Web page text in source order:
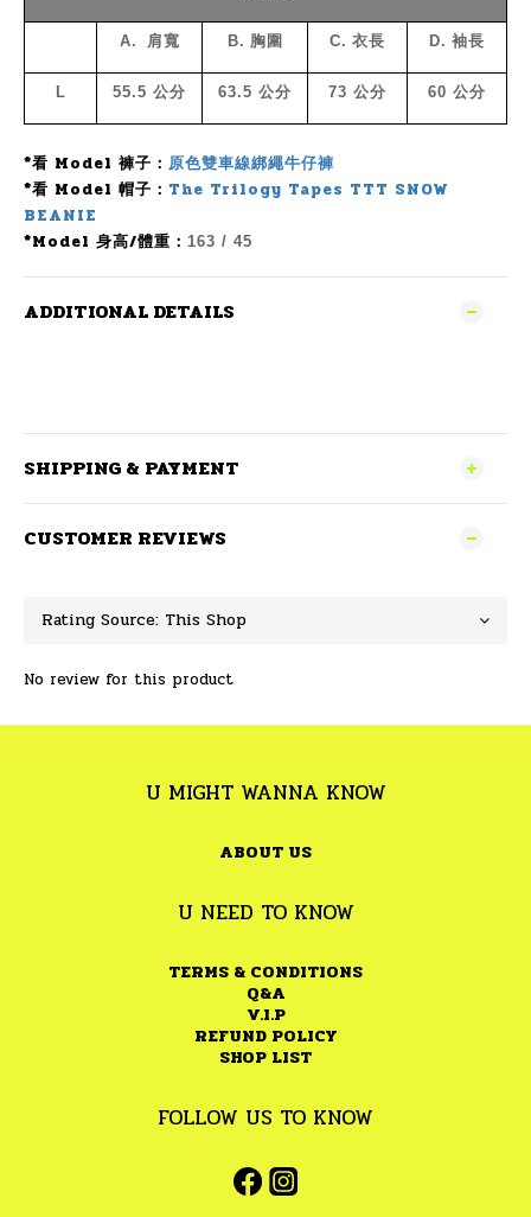
A. 肩寬 B. 胸圍 C. 衣長 D. 袖長
L 55.5 公分 63.5 公分 73 公分 60 公分
*看 Model 褲子： 原色雙車線綁繩牛仔褲
*看 Model 帽子： The Trilogy Tapes TTT SNOW
BEANIE
*Model 身高/體重： 163 / 45
ADDITIONAL DETAILS
SHIPPING & PAYMENT
CUSTOMER REVIEWS
No review for this product
U MIGHT WANNA KNOW
ABOUT US
U NEED TO KNOW
TERMS & CONDITIONS
Q&A
V.I.P
REFUND POLICY
SHOP LIST
FOLLOW US TO KNOW